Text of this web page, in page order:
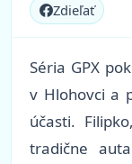
Zdieľať
Séria GPX
v Hlohovci a
účasti.
tradične